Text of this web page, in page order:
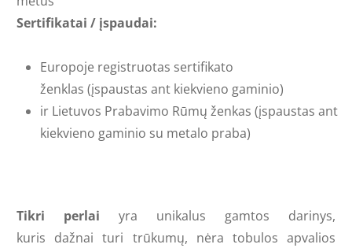
Sertifikatai / įspaudai:
Europoje registruotas sertifikato
ženklas (įspaustas ant kiekvieno gaminio)
ir Lietuvos Prabavimo Rūmų ženkas (įspaustas ant
kiekvieno gaminio su metalo praba)
Tikri perlaiyra unikalus gamtos darinys,
kuris dažnai turi trūkumų, nėra tobulos apvalios